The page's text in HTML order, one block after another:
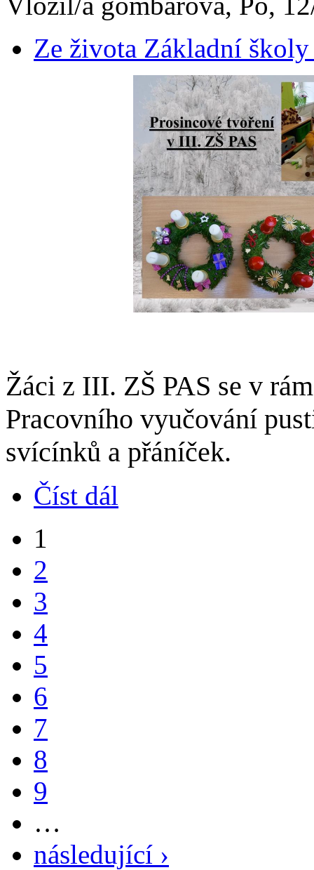
Ze života Základní
Žáci z III. ZŠ PAS se v
Pracovního vyučování
svícínků a přáníček.
Číst dál
1
2
3
4
5
6
7
8
9
…
následující ›